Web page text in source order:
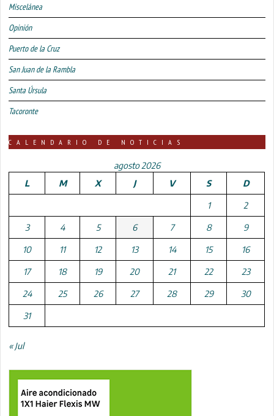
Miscelánea
Opinión
Puerto de la Cruz
San Juan de la Rambla
Santa Úrsula
Tacoronte
CALENDARIO DE NOTICIAS
agosto 2026
L
M X J V S D
1 2
3 4 5 6 7 8 9
10 11 12 13 14 15 16
17 18 19 20 21 22 23
24 25 26 27 28 29 30
31
« Jul